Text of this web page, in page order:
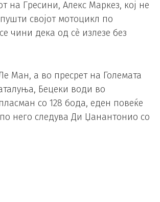
на Гресини, Алекс Маркез, кој не
својот мотоцикл по
чини дека од сè излезе без
Ман, а во пресрет на Големата
Бецеки води во
со 128 бода, еден повеќе
него следува Ди Џанантонио со